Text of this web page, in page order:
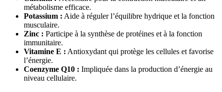
métabolisme efficace.
Potassium : Aide à réguler l’équilibre hydrique et la fonction
musculaire.
Zinc : Participe à la synthèse de protéines et à la fonction
immunitaire.
Vitamine E : Antioxydant qui protège les cellules et favorise
l’énergie.
Coenzyme Q10 : Impliquée dans la production d’énergie au
niveau cellulaire.